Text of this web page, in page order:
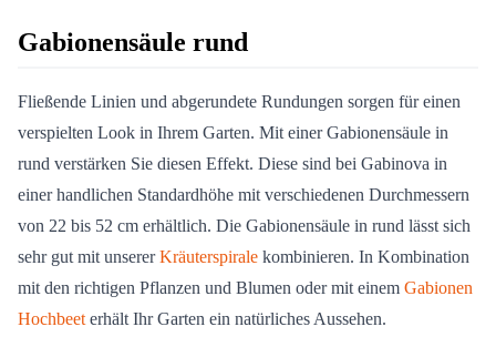
Gabionensäule rund
Fließende Linien und abgerundete Rundungen sorgen für einen
verspielten Look in Ihrem Garten. Mit einer Gabionensäule in
rund verstärken Sie diesen Effekt. Diese sind bei Gabinova in
einer handlichen Standardhöhe mit verschiedenen Durchmessern
von 22 bis 52 cm erhältlich. Die Gabionensäule in rund lässt sich
sehr gut mit unsererKräuterspirale kombinieren. In Kombination
mit den richtigen Pflanzen und Blumen oder mit einem Gabionen
Hochbeet erhält Ihr Garten ein natürliches Aussehen.